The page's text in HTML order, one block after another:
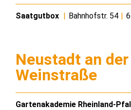
Saatgutbox Bahnhofstr. 54
Neustadt an der
Weinstraße
Gartenakademie Rheinland-